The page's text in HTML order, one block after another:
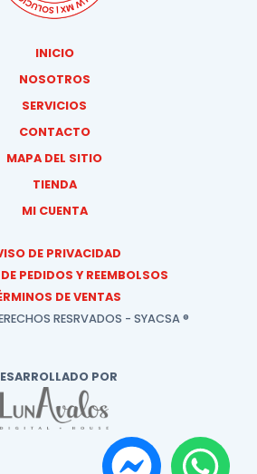
INICIO
NOSOTROS
SERVICIOS
CONTACTO
MAPA DEL SITIO
TIENDA
MI CUENTA
DE PRIVACIDAD
PEDIDOS Y REEMBOLSOS
DE VENTAS
RESRVADOS - SYACSA ®
POR